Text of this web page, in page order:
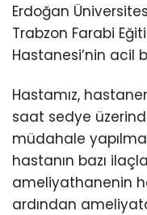
Erdoğan
Trabzon Farabi
Hastanesi’nin acil
Hastamız,
saat sedye
müdahale
hastanın bazı
ameliyathanenin
ardından